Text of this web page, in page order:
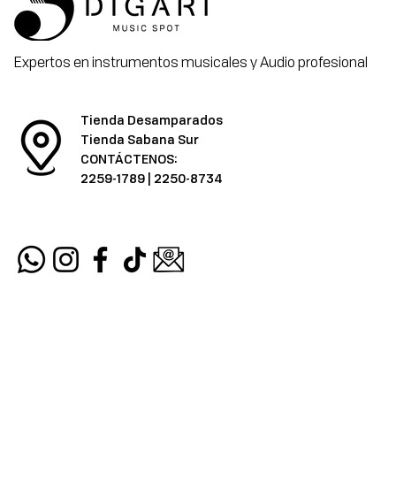
Expertos en instrumentos musicales y Audio profesional
Tienda Desamparados
Tienda Sabana Sur
CONTÁCTENOS:
2259-1789 | 2250-8734